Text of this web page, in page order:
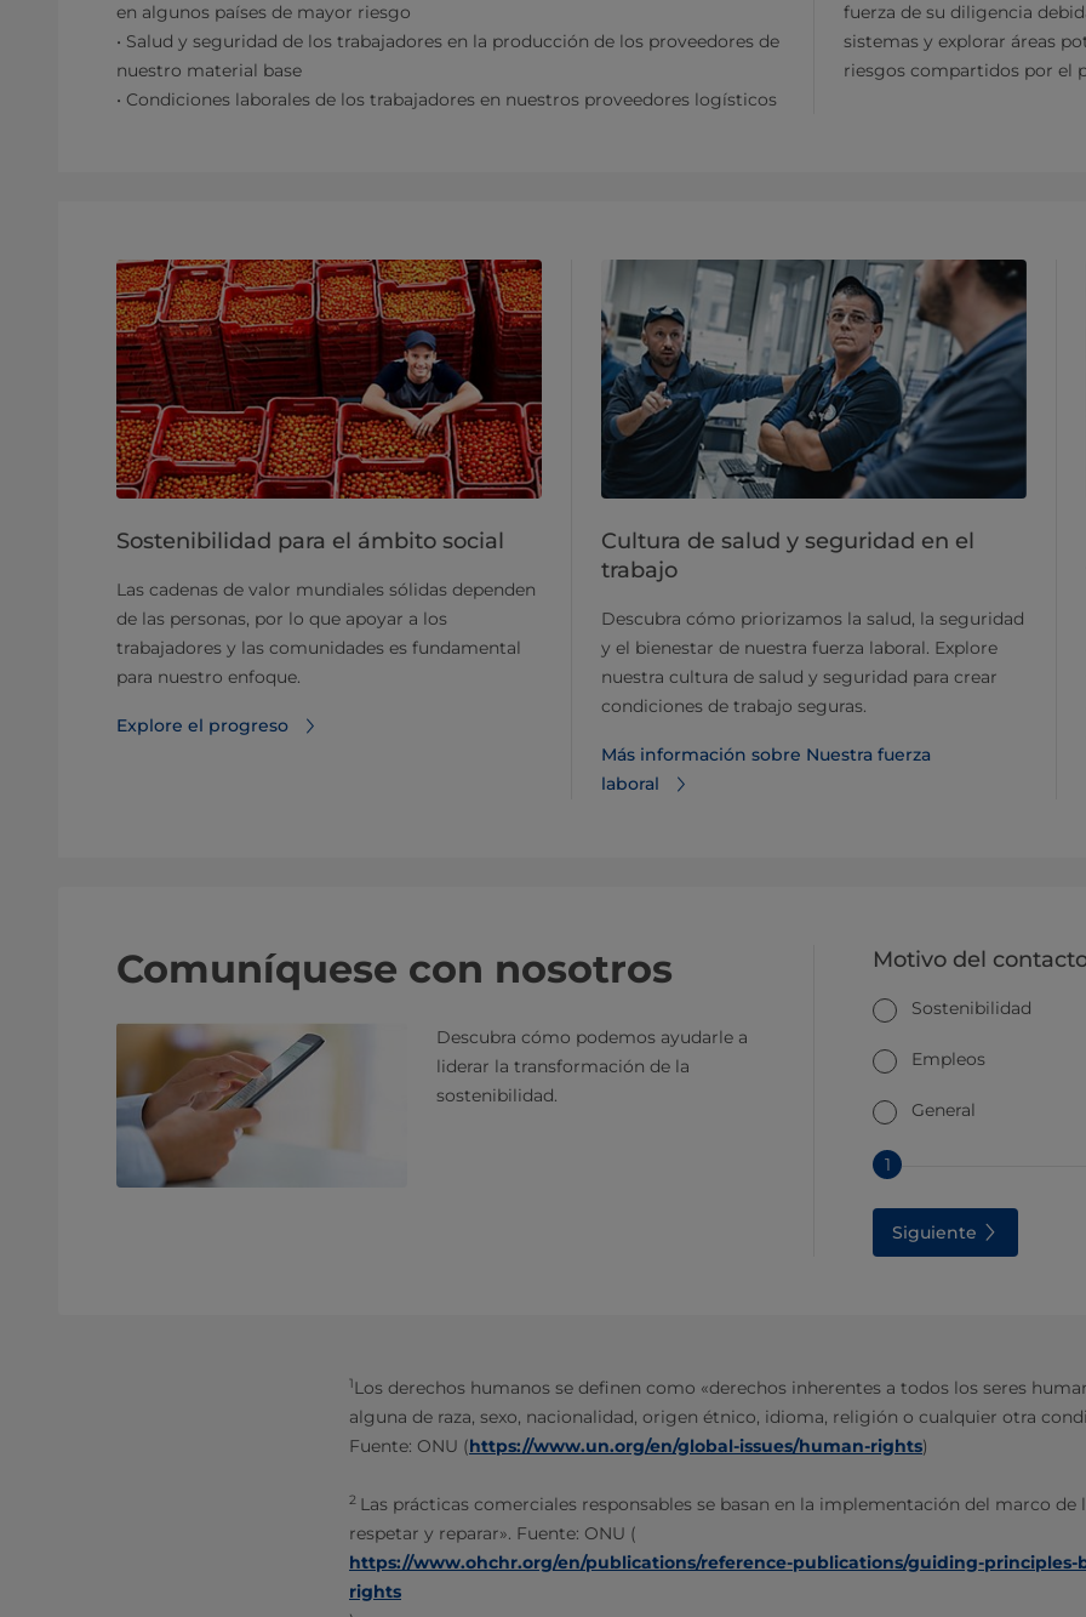
en algunos países de mayor riesgo
• Salud y seguridad de los trabajadores en la producción de los proveedores de
nuestro material base
• Condiciones laborales de los trabajadores en nuestros proveedores logísticos
fuerza de su diligencia
sistemas y explorar áreas
riesgos compartidos por el
Sostenibilidad para el ámbito social
Las cadenas de valor mundiales sólidas dependen
de las personas, por lo que apoyar a los
trabajadores y las comunidades es fundamental
para nuestro enfoque.
Explore el progreso
Cultura de salud y seguridad en el
trabajo
Descubra cómo priorizamos la salud, la seguridad
y el bienestar de nuestra fuerza laboral. Explore
nuestra cultura de salud y seguridad para crear
condiciones de trabajo seguras.
Más información sobre Nuestra fuerza
laboral
Comuníquese con nosotros
Descubra cómo podemos ayudarle a
liderar la transformación de la
sostenibilidad.
Motivo del
Sostenibilidad
Empleos
General
1
Siguiente
1Los derechos humanos se definen como «derechos inherentes a todos los seres
alguna de raza, sexo, nacionalidad, origen étnico, idioma, religión o cualquier otra
Fuente: ONU (https://www.un.org/en/global-issues/human-rights)
2 Las prácticas comerciales responsables se basan en la implementación del marco de
respetar y reparar». Fuente: ONU (
https://www.ohchr.org/en/publications/reference-publications/guiding-principles-
rights